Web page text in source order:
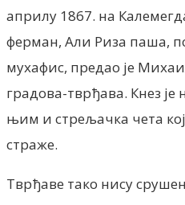
априлу 1867. на
ферман, Али Риза паша,
мухафис, предао је
градова-тврђава. Кнез
њим и стрељачка чета
страже.
Тврђаве тако нису